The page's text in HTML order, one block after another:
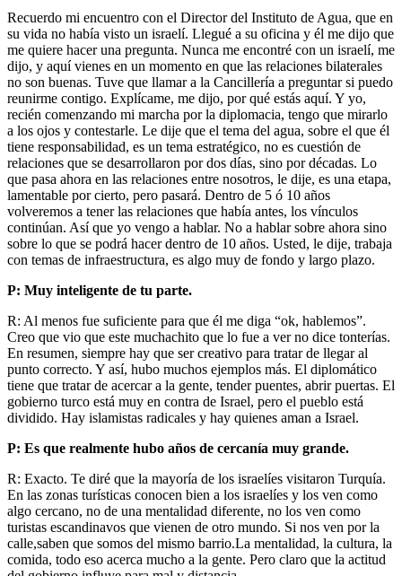
Recuerdo mi encuentro con el Director del Instituto de Agua, que en
su vida no había visto un israelí. Llegué a su oficina y él me dijo que
me quiere hacer una pregunta. Nunca me encontré con un israelí, me
dijo, y aquí vienes en un momento en que las relaciones bilaterales
no son buenas. Tuve que llamar a la Cancillería a preguntar si puedo
reunirme contigo. Explícame, me dijo, por qué estás aquí. Y yo,
recién comenzando mi marcha por la diplomacia, tengo que mirarlo
a los ojos y contestarle. Le dije que el tema del agua, sobre el que él
tiene responsabilidad, es un tema estratégico, no es cuestión de
relaciones que se desarrollaron por dos días, sino por décadas. Lo
que pasa ahora en las relaciones entre nosotros, le dije, es una etapa,
lamentable por cierto, pero pasará. Dentro de 5 ó 10 años
volveremos a tener las relaciones que había antes, los vínculos
continúan. Así que yo vengo a hablar. No a hablar sobre ahora sino
sobre lo que se podrá hacer dentro de 10 años. Usted, le dije, trabaja
con temas de infraestructura, es algo muy de fondo y largo plazo.
P: Muy inteligente de tu parte.
R: Al menos fue suficiente para que él me diga “ok, hablemos”.
Creo que vio que este muchachito que lo fue a ver no dice tonterías.
En resumen, siempre hay que ser creativo para tratar de llegar al
punto correcto. Y así, hubo muchos ejemplos más. El diplomático
tiene que tratar de acercar a la gente, tender puentes, abrir puertas. El
gobierno turco está muy en contra de Israel, pero el pueblo está
dividido. Hay islamistas radicales y hay quienes aman a Israel.
P: Es que realmente hubo años de cercanía muy grande.
R: Exacto. Te diré que la mayoría de los israelíes visitaron Turquía.
En las zonas turísticas conocen bien a los israelíes y los ven como
algo cercano, no de una mentalidad diferente, no los ven como
turistas escandinavos que vienen de otro mundo. Si nos ven por la
calle,saben que somos del mismo barrio.La mentalidad, la cultura, la
comida, todo eso acerca mucho a la gente. Pero claro que la actitud